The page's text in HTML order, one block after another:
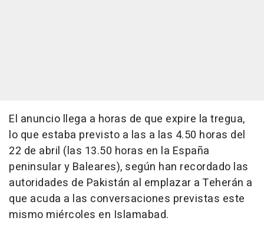
El anuncio llega a horas de que expire la tregua,
lo que estaba previsto a las a las 4.50 horas del
22 de abril (las 13.50 horas en la España
peninsular y Baleares), según han recordado las
autoridades de Pakistán al emplazar a Teherán a
que acuda a las conversaciones previstas este
mismo miércoles en Islamabad.